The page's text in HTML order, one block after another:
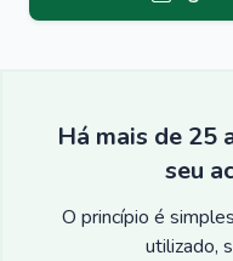
Há mais de 25
seu
O princípio é
utilizado,